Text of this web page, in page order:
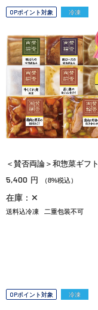
OPポイント対象 冷凍
＜賛否両論＞和惣菜ギフト
5,400 円 （8%税込）
在庫：✕
送料込冷凍 二重包装不可
OPポイント対象 冷凍